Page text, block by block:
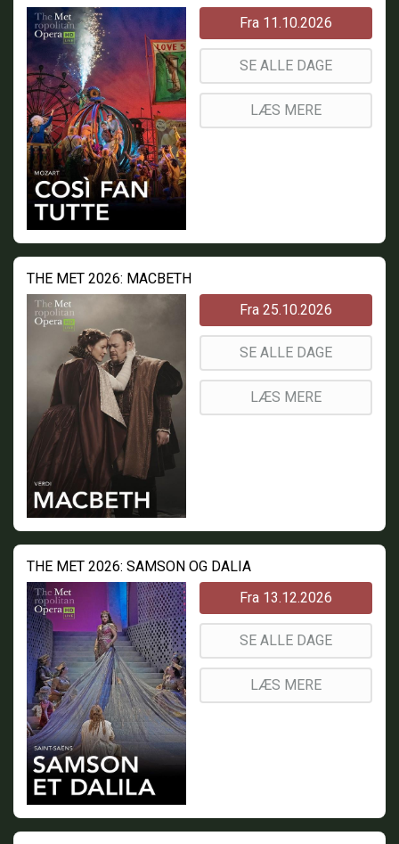
Fra 11.10.2026
SE ALLE DAGE
LÆS MERE
THE MET 2026: MACBETH
Fra 25.10.2026
SE ALLE DAGE
LÆS MERE
THE MET 2026: SAMSON OG DALIA
Fra 13.12.2026
SE ALLE DAGE
LÆS MERE